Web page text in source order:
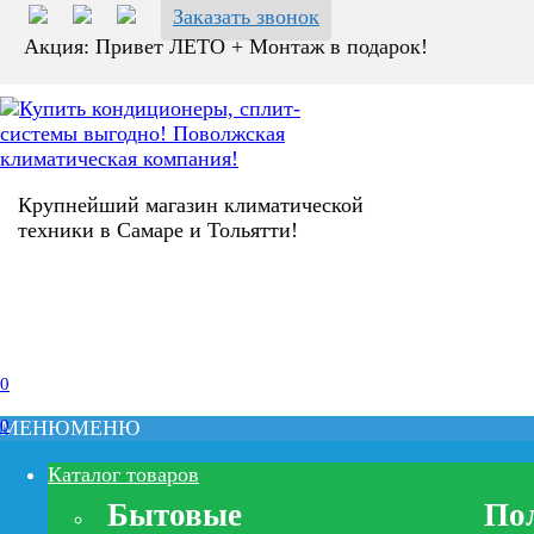
Заказать звонок
Акция: Привет ЛЕТО + Монтаж в подарок!
Крупнейший магазин климатической
техники в Самаре и Тольятти!
0
0
МЕНЮМЕНЮ
Каталог товаров
Бытовые